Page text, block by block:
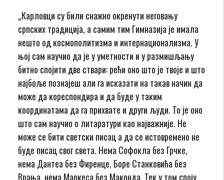
„Карловци су били снажно окренути неговању
српских традиција, а самим тим Гимназија је имала
нешто од космополитизма и интернационализма. У
њој сам научио да је у уметности и у размишљању
битно спојити две ствари: рећи оно што је твоје и што
најбоље познајеш али га исказати на такав начин да
може да кореспондира и да буде у таким
координатама да га прихвате и други људи. То је оно
што сам научио о литаратури као најважније. Не
може се бити светски писац а да се истовремено не
буде писац свог света. Нема Софокла без Грчке,
нема Дантеа без Фиренце, Боре Станковића без
Врања, нема Маркеса без Маконда. Тек у том споју